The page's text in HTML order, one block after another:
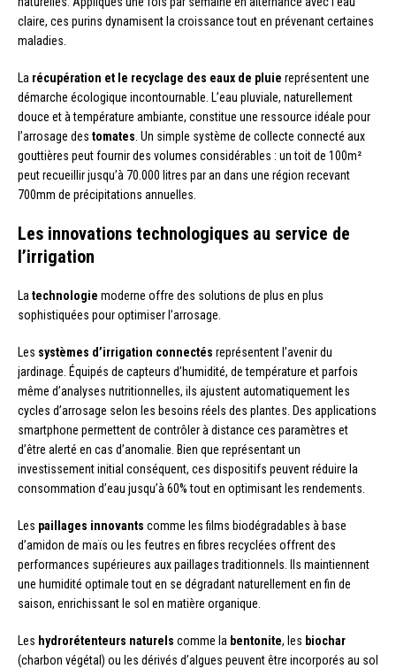
claire, ces purins dynamisent la croissance tout en prévenant certaines
maladies.
La récupération et le recyclage des eaux de pluie représentent une
démarche écologique incontournable. L’eau pluviale, naturellement
douce et à température ambiante, constitue une ressource idéale pour
l’arrosage des tomates. Un simple système de collecte connecté aux
gouttières peut fournir des volumes considérables : un toit de 100m²
peut recueillir jusqu’à 70.000 litres par an dans une région recevant
700mm de précipitations annuelles.
Les innovations technologiques au service de
l’irrigation
Latechnologie moderne offre des solutions de plus en plus
sophistiquées pour optimiser l’arrosage.
Les systèmes d’irrigation connectés représentent l’avenir du
jardinage. Équipés de capteurs d’humidité, de température et parfois
même d’analyses nutritionnelles, ils ajustent automatiquement les
cycles d’arrosage selon les besoins réels des plantes. Des applications
smartphone permettent de contrôler à distance ces paramètres et
d’être alerté en cas d’anomalie. Bien que représentant un
investissement initial conséquent, ces dispositifs peuvent réduire la
consommation d’eau jusqu’à 60% tout en optimisant les rendements.
Les paillages innovants comme les films biodégradables à base
d’amidon de maïs ou les feutres en fibres recyclées offrent des
performances supérieures aux paillages traditionnels. Ils maintiennent
une humidité optimale tout en se dégradant naturellement en fin de
saison, enrichissant le sol en matière organique.
Les hydrorétenteurs naturels comme la bentonite, les biochar
(charbon végétal) ou les dérivés d’algues peuvent être incorporés au sol